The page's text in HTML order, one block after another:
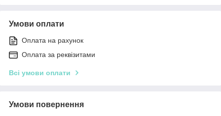
Умови оплати
Оплата на рахунок
Оплата за реквізитами
Всі умови оплати
Умови повернення